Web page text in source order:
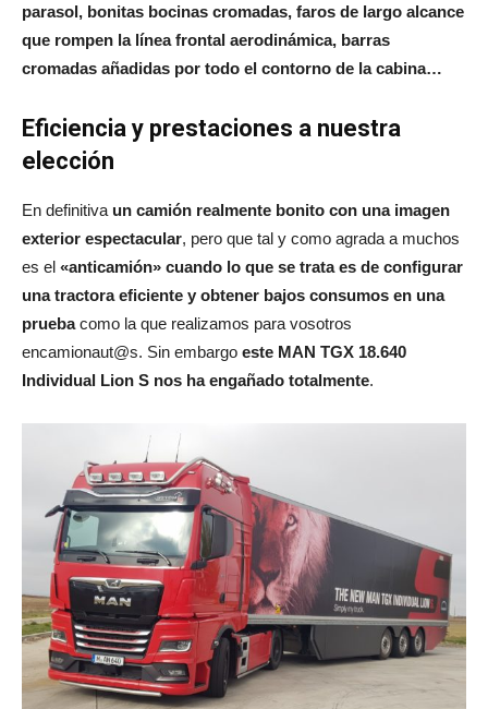
parasol, bonitas bocinas cromadas, faros de largo alcance
que rompen la línea frontal aerodinámica, barras
cromadas añadidas por todo el contorno de la cabina…
Eficiencia y prestaciones a nuestra
elección
En definitiva un camión realmente bonito con una imagen
exterior espectacular, pero que tal y como agrada a muchos
es el «anticamión» cuando lo que se trata es de configurar
una tractora eficiente y obtener bajos consumos en una
pruebacomo la que realizamos para vosotros
encamionaut@s. Sin embargo este MAN TGX 18.640
Individual Lion S nos ha engañado totalmente.